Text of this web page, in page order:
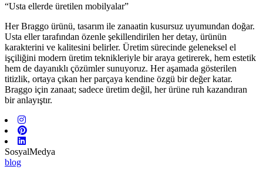
“Usta ellerde üretilen mobilyalar”
Her Braggo ürünü, tasarım ile zanaatin kusursuz uyumundan doğar.
Usta eller tarafından özenle şekillendirilen her detay, ürünün
karakterini ve kalitesini belirler. Üretim sürecinde geleneksel el
işçiliğini modern üretim teknikleriyle bir araya getirerek, hem estetik
hem de dayanıklı çözümler sunuyoruz. Her aşamada gösterilen
titizlik, ortaya çıkan her parçaya kendine özgü bir değer katar.
Braggo için zanaat; sadece üretim değil, her ürüne ruh kazandıran
bir anlayıştır.
SosyalMedya
blog